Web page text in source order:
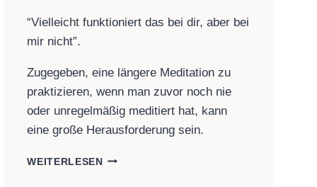
“Vielleicht funktioniert das bei dir, aber bei
mir nicht”.
Zugegeben, eine längere Meditation zu
praktizieren, wenn man zuvor noch nie
oder unregelmäßig meditiert hat, kann
eine große Herausforderung sein.
WEITERLESENMEDITATION: